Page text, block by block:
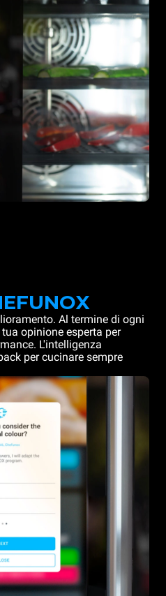
Al termine di ogni
opinione esperta per
L'intelligenza
per cucinare sempre